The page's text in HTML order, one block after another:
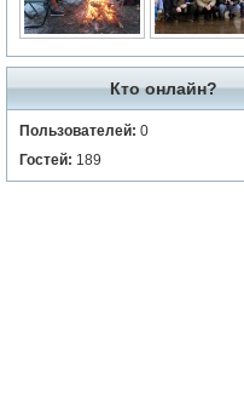
Кто онлайн?
Пользователей: 0
Гостей: 189